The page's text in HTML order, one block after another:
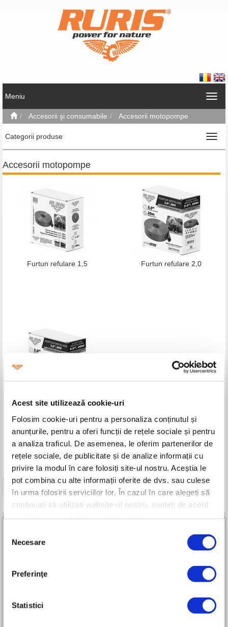
Acest site utilizează cookie-uri
Folosim cookie-uri pentru a personaliza conținutul și
anunțurile, pentru a oferi funcții de rețele sociale și pentru
a analiza traficul. De asemenea, le oferim partenerilor de
rețele sociale, de publicitate și de analize informații cu
privire la modul în care folosiți site-ul nostru. Aceștia le
pot combina cu alte informații oferite de dvs. sau culese
în urma folosirii serviciilor lor. În cazul în care alegeți să
continuați să utilizați website-ul nostru, sunteți de acord
consimțământului
Necesare
Preferinţe
Statistici
Meniu
Accesorii şi consumabile Accesorii motopompe
Categorii produse
Accesorii motopompe
Furtun refulare 1,5 Furtun refulare 2,0
Furtun refulare 3,0
1
Parteneri RURIS Premium All-in-One